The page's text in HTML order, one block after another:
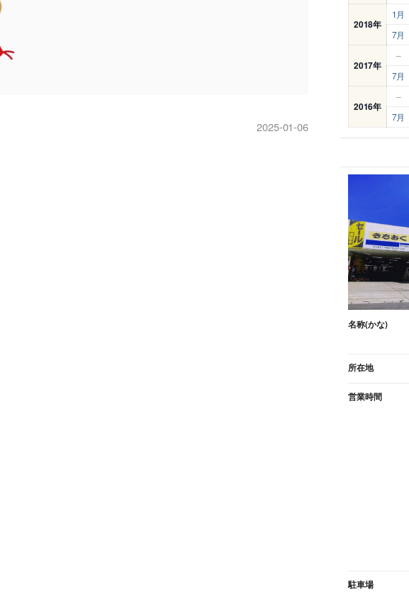
2025-01-06
2018年
1月
7月
2017年
–
7月
2016年
–
7月
名称(かな)
所在地
営業時間
駐車場